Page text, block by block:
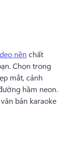
nền chất
Chọn trong
mắt, cảnh
bản karaoke